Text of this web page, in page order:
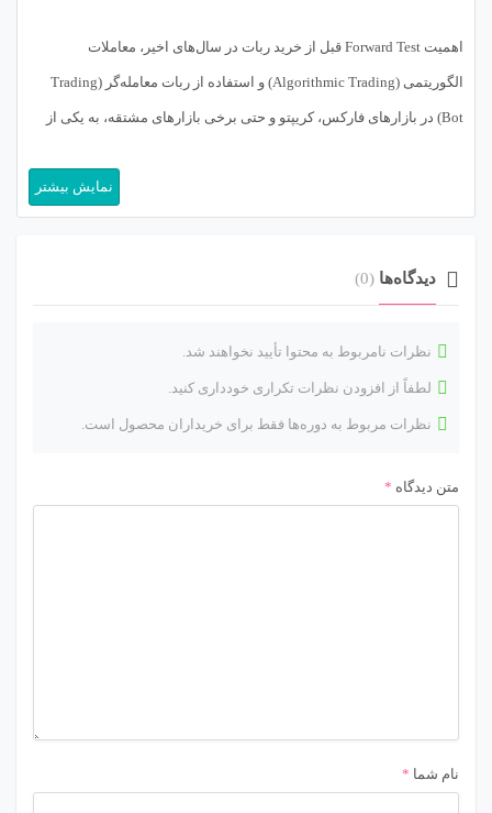
اهمیت Forward Test قبل از خرید ربات در سال‌های اخیر، معاملات
الگوریتمی (Algorithmic Trading) و استفاده از ربات معامله‌گر (Trading
Bot) در بازارهای فارکس، کریپتو و حتی برخی بازارهای مشتقه، به یکی از
معامله‌گران به‌جای اینکه ساعت‌ها پای نمودار بنشینند، ترجیح می‌دهند یک
اکسپرت (Expert […]
نمایش بیشتر
دیدگاه‌ها (0)
نظرات نامربوط به محتوا تأیید نخواهند شد.
لطفاً از افزودن نظرات تکراری خودداری کنید.
نظرات مربوط به دوره‌ها فقط برای خریداران محصول است.
متن دیدگاه *
نام شما *